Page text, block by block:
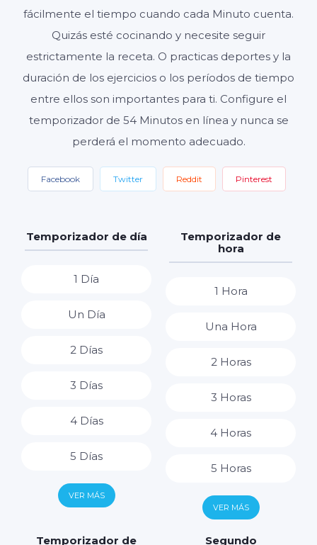
fácilmente el tiempo cuando cada Minuto cuenta.
Quizás esté cocinando y necesite seguir
estrictamente la receta. O practicas deportes y la
duración de los ejercicios o los períodos de tiempo
entre ellos son importantes para ti. Configure el
temporizador de 54 Minutos en línea y nunca se
perderá el momento adecuado.
Facebook Twitter Reddit Pinterest
Temporizador de día
1 Día
Un Día
2 Días
3 Días
4 Días
5 Días
6 Días
VER MÁS
Temporizador de
hora
1 Hora
Una Hora
2 Horas
3 Horas
4 Horas
5 Horas
6 Horas
7 Horas
VER MÁS
Temporizador de
Segundo
Inicio Reiniciar Ajustes